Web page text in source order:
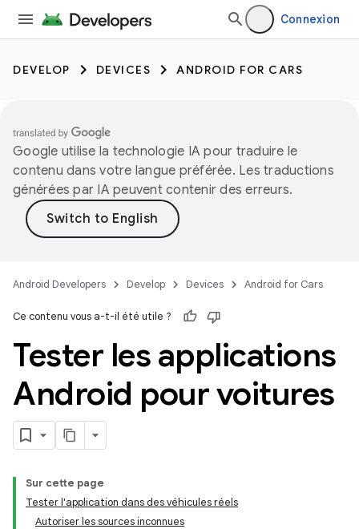
Connexion
DEVELOP DEVICES ANDROID FOR CARS
Google utilise la technologie IA pour traduire le
contenu dans votre langue préférée. Les traductions
générées par IA peuvent contenir des erreurs.
Android Developers Develop Devices Android for Cars
Ce contenu vous a-t-il été utile ?
Tester les applications
Android pour voitures
Sur cette page
Tester l'application dans des véhicules réels
Autoriser les sources inconnues